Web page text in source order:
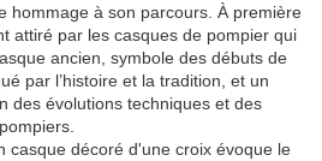
hommage à son parcours. À première
attiré par les casques de pompier qui
ancien, symbole des débuts de
par l’histoire et la tradition, et un
des évolutions techniques et des
casque décoré d'une croix évoque le